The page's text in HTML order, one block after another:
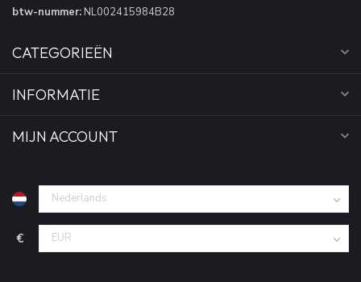
btw-nummer: NL002415984B28
CATEGORIEËN
INFORMATIE
MIJN ACCOUNT
€